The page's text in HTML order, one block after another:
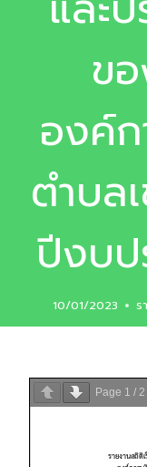
ข
องค์
ตำบล
ปีงบ
10/01/2023 ร
Page 1 / 2